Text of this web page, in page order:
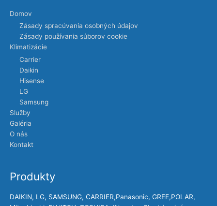
Domov
Zásady spracúvania osobných údajov
Zásady používania súborov cookie
Klimatizácie
Carrier
Daikin
Hisense
LG
Samsung
Služby
Galéria
O nás
Kontakt
Produkty
DAIKIN, LG, SAMSUNG, CARRIER,Panasonic, GREE,POLAR,